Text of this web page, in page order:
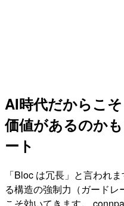
AI時代だからこ
価値があるのか
ート
「Bloc は冗長」と言われ
る構造の強制力（ガード
こそ効いてきます。